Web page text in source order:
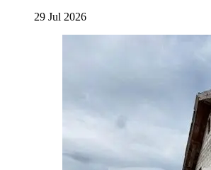
29 Jul 2026